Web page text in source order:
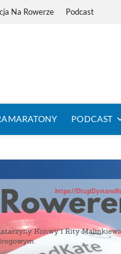
Na Rowerze Podcast
PODCAST